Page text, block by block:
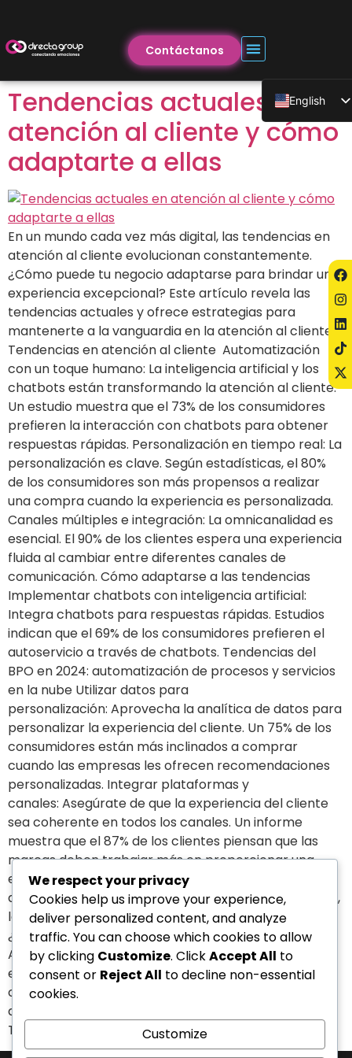
Contáctanos
English
Tendencias actuales en
atención al cliente y cómo
adaptarte a ellas
En un mundo cada vez más digital, las tendencias en
atención al cliente evolucionan constantemente.
¿Cómo puede tu negocio adaptarse para brindar una
experiencia excepcional? Este artículo revela las
tendencias actuales y ofrece estrategias para
mantenerte a la vanguardia en la atención al cliente.
Tendencias en atención al cliente Automatización
con un toque humano: La inteligencia artificial y los
chatbots están transformando la atención al cliente.
Un estudio muestra que el 73% de los consumidores
prefieren la interacción con chatbots para obtener
respuestas rápidas. Personalización en tiempo real: La
personalización es clave. Según estadísticas, el 80%
de los consumidores son más propensos a realizar
una compra cuando la experiencia es personalizada.
Canales múltiples e integración: La omnicanalidad es
esencial. El 90% de los clientes espera una experiencia
fluida al cambiar entre diferentes canales de
comunicación. Cómo adaptarse a las tendencias
Implementar chatbots con inteligencia artificial:
Integra chatbots para respuestas rápidas. Estudios
indican que el 69% de los consumidores prefieren el
autoservicio a través de chatbots. Tendencias del
BPO en 2024: automatización de procesos y servicios
en la nube Utilizar datos para
personalización: Aprovecha la analítica de datos para
personalizar la experiencia del cliente. Un 75% de los
consumidores están más inclinados a comprar
cuando las empresas les ofrecen recomendaciones
personalizadas. Integrar plataformas y
canales: Asegúrate de que la experiencia del cliente
sea coherente en todos los canales. Un informe
muestra que el 87% de los clientes piensan que las
marcas deben trabajar más en proporcionar una
experiencia sin problemas entre canales. La atención
al cliente del siglo XXI se define por la personalización,
la automatización inteligente y la omnicanalidad.
¿Adaptarás tu empresa a estas tendencias?
Aprovecha los avances digitales e impulsa tu negocio
este 2024. Si te gustó nuestro contenido no dudes en
compartir esta valiosa información, de igual manera
déjanos tus comentarios, estamos aquí para servirte.
Te esperamos en nuestro próximo artículo
We respect your privacy
Cookies help us improve your experience,
deliver personalized content, and analyze
traffic. You can choose which cookies to allow
by clicking Customize. ClickAccept All to
consent or Reject All to decline non-essential
cookies.
Customize